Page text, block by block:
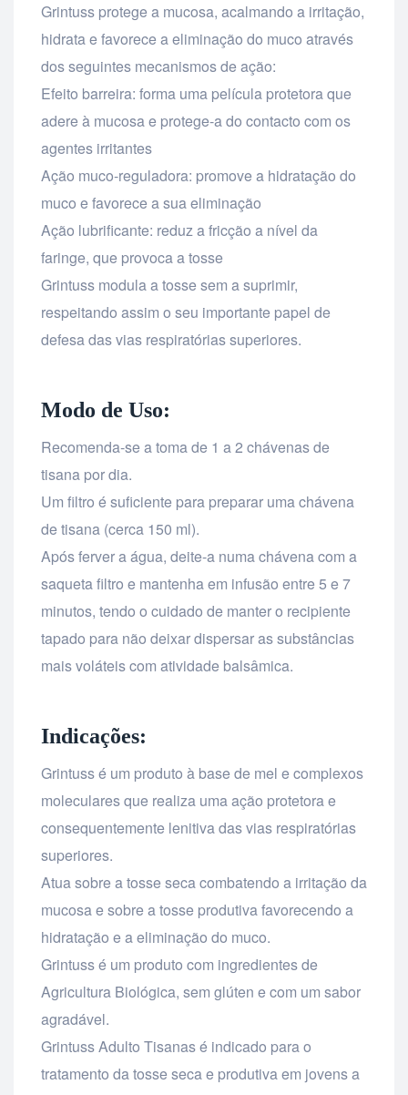
Grintuss protege a mucosa, acalmando a irritação,
hidrata e favorece a eliminação do muco através
dos seguintes mecanismos de ação:
Efeito barreira: forma uma película protetora que
adere à mucosa e protege-a do contacto com os
agentes irritantes
Ação muco-reguladora: promove a hidratação do
muco e favorece a sua eliminação
Ação lubrificante: reduz a fricção a nível da
faringe, que provoca a tosse
Grintuss modula a tosse sem a suprimir,
respeitando assim o seu importante papel de
defesa das vias respiratórias superiores.
Modo de Uso:
Recomenda-se a toma de 1 a 2 chávenas de
tisana por dia.
Um filtro é suficiente para preparar uma chávena
de tisana (cerca 150 ml).
Após ferver a água, deite-a numa chávena com a
saqueta filtro e mantenha em infusão entre 5 e 7
minutos, tendo o cuidado de manter o recipiente
tapado para não deixar dispersar as substâncias
mais voláteis com atividade balsâmica.
Indicações:
Grintuss é um produto à base de mel e complexos
moleculares que realiza uma ação protetora e
consequentemente lenitiva das vias respiratórias
superiores.
Atua sobre a tosse seca combatendo a irritação da
mucosa e sobre a tosse produtiva favorecendo a
hidratação e a eliminação do muco.
Grintuss é um produto com ingredientes de
Agricultura Biológica, sem glúten e com um sabor
agradável.
Grintuss Adulto Tisanas é indicado para o
tratamento da tosse seca e produtiva em jovens a